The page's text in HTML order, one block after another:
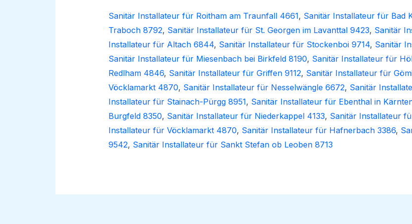
Sanitär Installateur für Roitham am Traunfall 4661, Sanitär Installateur für Bad
Traboch 8792, Sanitär Installateur für St. Georgen im Lavanttal 9423, Sanitär
Installateur für Altach 6844, Sanitär Installateur für Stockenboi 9714, Sanitär
Sanitär Installateur für Miesenbach bei Birkfeld 8190, Sanitär Installateur für
Redlham 4846, Sanitär Installateur für Griffen 9112, Sanitär Installateur für
Vöcklamarkt 4870, Sanitär Installateur für Nesselwängle 6672, Sanitär
Installateur für Stainach-Pürgg 8951, Sanitär Installateur für Ebenthal in
Burgfeld 8350, Sanitär Installateur für Niederkappel 4133, Sanitär Installateur
Installateur für Vöcklamarkt 4870, Sanitär Installateur für Hafnerbach 3386,
9542, Sanitär Installateur für Sankt Stefan ob Leoben 8713